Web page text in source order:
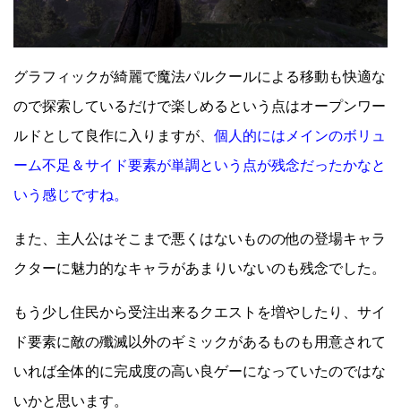
グラフィックが綺麗で魔法パルクールによる移動も快適な
ので探索しているだけで楽しめるという点はオープンワー
ルドとして良作に入りますが、 個人的にはメインのボリュ
ーム不足＆サイド要素が単調という点が残念だったかなと
いう感じですね。
また、主人公はそこまで悪くはないものの他の登場キャラ
クターに魅力的なキャラがあまりいないのも残念でした。
もう少し住民から受注出来るクエストを増やしたり、サイ
ド要素に敵の殲滅以外のギミックがあるものも用意されて
いれば全体的に完成度の高い良ゲーになっていたのではな
いかと思います。